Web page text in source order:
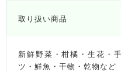
取り扱い商品
新鮮野菜・柑橘・生花・
ツ・鮮魚・干物・乾物など